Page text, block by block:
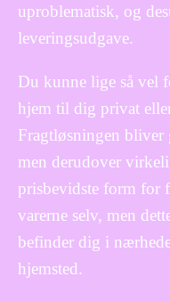
uproblematisk, og
leveringsudgave.
Du kunne lige så vel
hjem til dig privat
Fragtløsningen bliver
men derudover
prisbevidste form for
varerne selv, men
befinder dig i
hjemsted.